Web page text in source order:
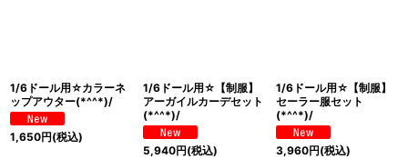
1/6ドール用☆カラーネ
ップアウター(*^^*)/
1,650円(税込)
1/6ドール用☆【制服】
アーガイルカーデセット
(*^^*)/
5,940円(税込)
1/6ドール用☆【制服】
セーラー服セット
(*^^*)/
3,960円(税込)